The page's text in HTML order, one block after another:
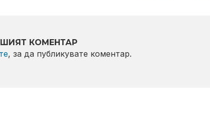
КОМЕНТАР
, за да публикувате коментар.